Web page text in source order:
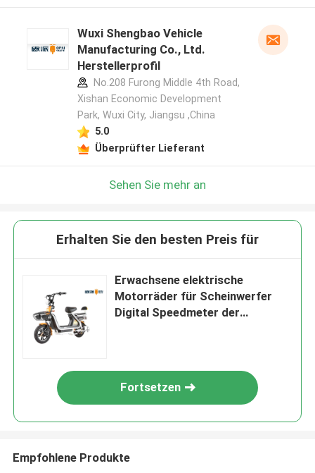
Wuxi Shengbao Vehicle
Manufacturing Co., Ltd.
Herstellerprofil
No.208 Furong Middle 4th Road,
Xishan Economic Development
Park, Wuxi City, Jiangsu ,China
5.0
Überprüfter Lieferant
Sehen Sie mehr an
Erhalten Sie den besten Preis für
Erwachsene elektrische
Motorräder für Scheinwerfer
Digital Speedmeter der
Fortsetzen
Empfohlene Produkte